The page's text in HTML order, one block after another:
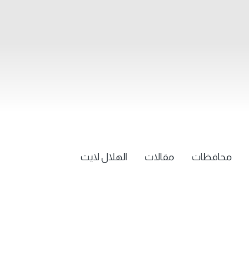
محافظات مقالات
الهلال لايت